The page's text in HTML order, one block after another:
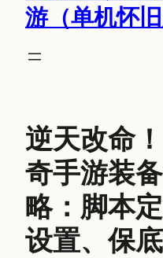
游（单机怀
逆天改命
奇手游装
略：脚本
设置、保